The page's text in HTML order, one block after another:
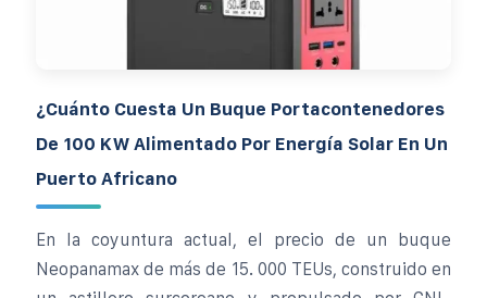
¿Cuánto Cuesta Un Buque Portacontenedores
De 100 KW Alimentado Por Energía Solar En Un
Puerto Africano
En la coyuntura actual, el precio de un buque
Neopanamax de más de 15. 000 TEUs, construido en